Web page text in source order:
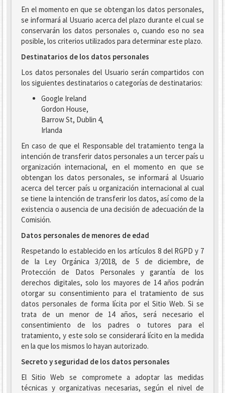
En el momento en que se obtengan los datos personales,
se informará al Usuario acerca del plazo durante el cual se
conservarán los datos personales o, cuando eso no sea
posible, los criterios utilizados para determinar este plazo.
Destinatarios de los datos personales
Los datos personales del Usuario serán compartidos con
los siguientes destinatarios o categorías de destinatarios:
Google Ireland
Gordon House,
Barrow St, Dublin 4,
Irlanda
En caso de que el Responsable del tratamiento tenga la
intención de transferir datos personales a un tercer país u
organización internacional, en el momento en que se
obtengan los datos personales, se informará al Usuario
acerca del tercer país u organización internacional al cual
se tiene la intención de transferir los datos, así como de la
existencia o ausencia de una decisión de adecuación de la
Comisión.
Datos personales de menores de edad
Respetando lo establecido en los artículos 8 del RGPD y 7
de la Ley Orgánica 3/2018, de 5 de diciembre, de
Protección de Datos Personales y garantía de los
derechos digitales, solo los mayores de 14 años podrán
otorgar su consentimiento para el tratamiento de sus
datos personales de forma lícita por el Sitio Web. Si se
trata de un menor de 14 años, será necesario el
consentimiento de los padres o tutores para el
tratamiento, y este solo se considerará lícito en la medida
en la que los mismos lo hayan autorizado.
Secreto y seguridad de los datos personales
El Sitio Web se compromete a adoptar las medidas
técnicas y organizativas necesarias, según el nivel de